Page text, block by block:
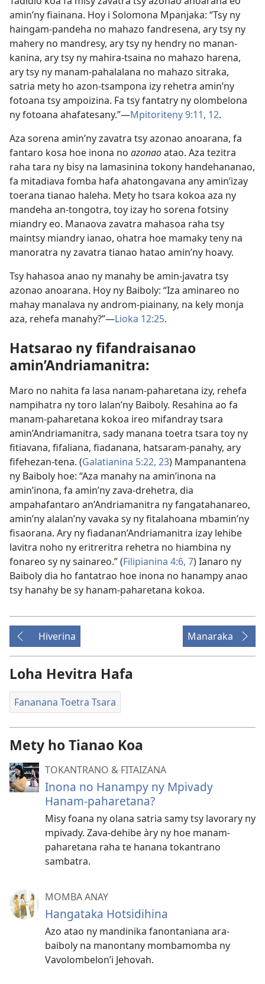
amin’ny fiainana. Hoy i Solomona Mpanjaka: “Tsy ny
haingam-pandeha no mahazo fandresena, ary tsy ny
mahery no mandresy, ary tsy ny hendry no manan-
kanina, ary tsy ny mahira-tsaina no mahazo harena,
ary tsy ny manam-pahalalana no mahazo sitraka,
satria mety ho azon-tsampona izy rehetra amin’ny
fotoana tsy ampoizina. Fa tsy fantatry ny olombelona
ny fotoana ahafatesany.”—Mpitoriteny 9:11, 12.
Aza sorena amin’ny zavatra tsy azonao anoarana, fa
fantaro kosa hoe inona no azonaoatao. Aza tezitra
raha tara ny bisy na lamasinina tokony handehananao,
fa mitadiava fomba hafa ahatongavana any amin’izay
toerana tianao haleha. Mety ho tsara kokoa aza ny
mandeha an-tongotra, toy izay ho sorena fotsiny
miandry eo. Manaova zavatra mahasoa raha tsy
maintsy miandry ianao, ohatra hoe mamaky teny na
manoratra ny zavatra tianao hatao amin’ny hoavy.
Tsy hahasoa anao ny manahy be amin-javatra tsy
azonao anoarana. Hoy ny Baiboly: “Iza aminareo no
mahay manalava ny androm-piainany, na kely monja
aza, rehefa manahy?”—Lioka 12:25.
Hatsarao ny fifandraisanao
amin’Andriamanitra:
Maro no nahita fa lasa nanam-paharetana izy, rehefa
nampihatra ny toro lalan’ny Baiboly. Resahina ao fa
manam-paharetana kokoa ireo mifandray tsara
amin’Andriamanitra, sady manana toetra tsara toy ny
fitiavana, fifaliana, fiadanana, hatsaram-panahy, ary
fifehezan-tena. (Galatianina 5:22, 23) Mampanantena
ny Baiboly hoe: “Aza manahy na amin’inona na
amin’inona, fa amin’ny zava-drehetra, dia
ampahafantaro an’Andriamanitra ny fangatahanareo,
amin’ny alalan’ny vavaka sy ny fitalahoana mbamin’ny
fisaorana. Ary ny fiadanan’Andriamanitra izay lehibe
lavitra noho ny eritreritra rehetra no hiambina ny
fonareo sy ny sainareo.” (Filipianina 4:6, 7) Ianaro ny
Baiboly dia ho fantatrao hoe inona no hanampy anao
tsy hanahy be sy hanam-paharetana kokoa.
Hiverina Manaraka
Loha Hevitra Hafa
Fananana Toetra Tsara
Mety ho Tianao Koa
TOKANTRANO & FITAIZANA
Inona no Hanampy ny Mpivady
Hanam-paharetana?
Misy foana ny olana satria samy tsy lavorary ny
mpivady. Zava-dehibe àry ny hoe manam-
paharetana raha te hanana tokantrano
sambatra.
MOMBA ANAY
Hangataka Hotsidihina
Azo atao ny mandinika fanontaniana ara-
baiboly na manontany mombamomba ny
Vavolombelon’i Jehovah.